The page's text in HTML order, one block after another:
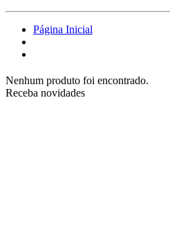
Página Inicial
Nenhum produto foi encontrado.
Receba novidades